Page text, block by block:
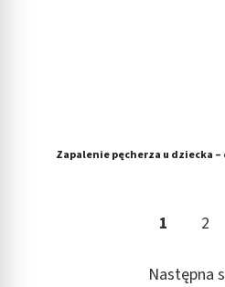
Zapalenie pęcherza u dziecka –
1 2
Następna